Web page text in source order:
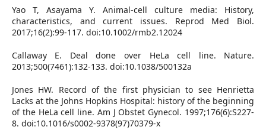
Yao T, Asayama Y. Animal-cell culture media: History,
characteristics, and current issues. Reprod Med Biol.
2017;16(2):99-117. doi:10.1002/rmb2.12024
Callaway E. Deal done over HeLa cell line. Nature.
2013;500(7461):132-133. doi:10.1038/500132a
Jones HW. Record of the first physician to see Henrietta
Lacks at the Johns Hopkins Hospital: history of the beginning
of the HeLa cell line. Am J Obstet Gynecol. 1997;176(6):S227-
8. doi:10.1016/s0002-9378(97)70379-x